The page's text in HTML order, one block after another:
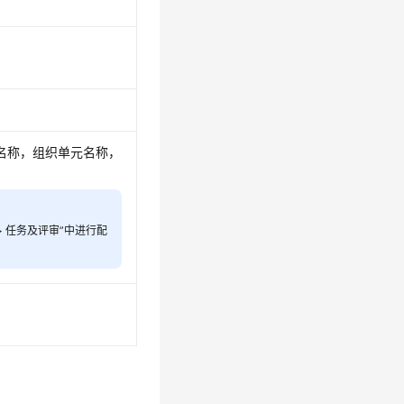
，组织单元名称，
任务及评审”中进行配